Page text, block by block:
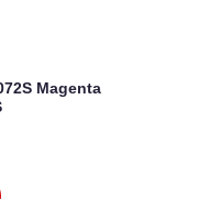
Magenta